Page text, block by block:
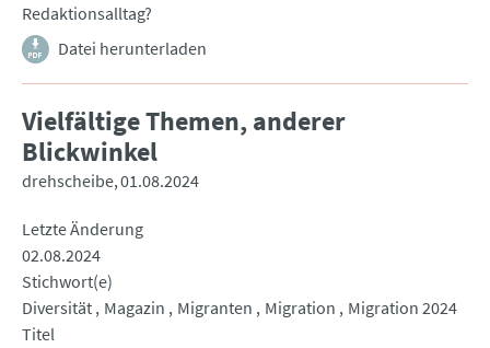
Redaktionsalltag?
Datei herunterladen
Vielfältige Themen, anderer
Blickwinkel
drehscheibe 01.08.2024
Letzte Änderung
02.08.2024
Stichwort(e)
Diversität Magazin Migranten Migration
Migration 2024
Titel